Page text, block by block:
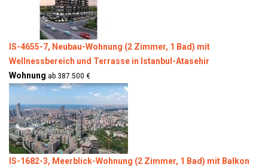
IS-4655-7, Neubau-Wohnung (2 Zimmer, 1 Bad) mit
Wellnessbereich und Terrasse in Istanbul-Atasehir
Wohnung ab 387.500 €
IS-1682-3, Meerblick-Wohnung (2 Zimmer, 1 Bad) mit Balkon